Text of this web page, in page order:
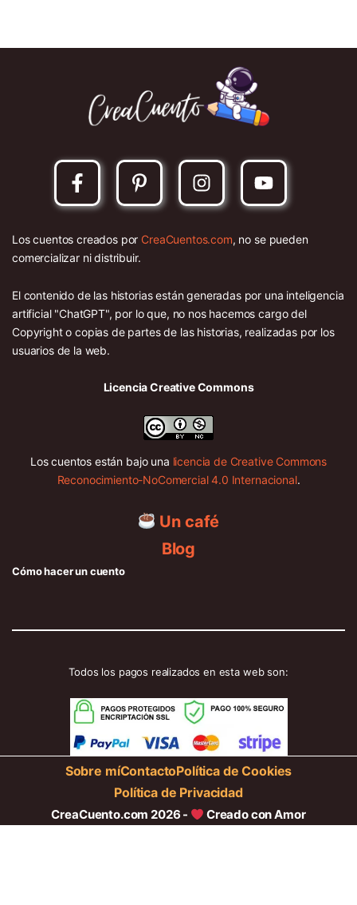
Los cuentos creados por CreaCuentos.com, no se pueden
comercializar ni distribuir.
El contenido de las historias están generadas por una inteligencia
artificial "ChatGPT", por lo que, no nos hacemos cargo del
Copyright o copias de partes de las historias, realizadas por los
usuarios de la web.
Licencia Creative Commons
Los cuentos están bajo una licencia de Creative Commons
Reconocimiento-NoComercial 4.0 Internacional.
Un café
Blog
Cómo hacer un cuento
Todos los pagos realizados en esta web son:
Sobre míContactoPolítica de Cookies
Política de Privacidad
CreaCuento.com 2026 - Creado con Amor